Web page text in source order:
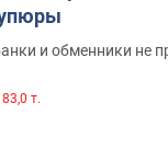
и обменники не
83,0 т.